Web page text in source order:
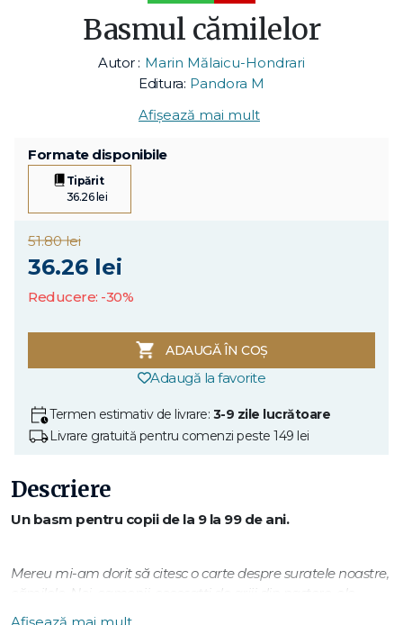
Basmul cămilelor
Autor : Marin Mălaicu-Hondrari
Editura: Pandora M
Afișează mai mult
Formate disponibile
Tipărit
36.26 lei
51.80 lei
36.26 lei
Reducere: -30%
ADAUGĂ ÎN COȘ
Adaugă la favorite
Termen estimativ de livrare: 3-9 zile lucrătoare
Livrare gratuită pentru comenzi peste 149 lei
Descriere
Un basm pentru copii de la 9 la 99 de ani.
Mereu mi-am dorit să citesc o carte despre suratele noastre,
cămilele. Noi, oamenii, cocoșațţi de griji din naștere, ele,
cocoșate de entuziasm. Cu o mână de nisip și-o copită de
Afișează mai mult